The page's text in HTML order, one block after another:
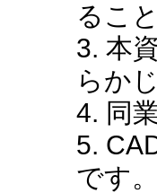
るこ
3. 本
らか
4. 同
5.
です。